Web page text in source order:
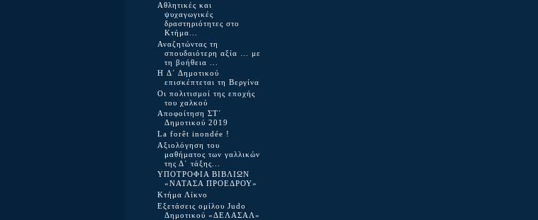
Αθλητικές και
ψυχαγωγικές
δραστηριότητες στο
Κτήμα...
Αναζητώντας τη
σπουδαιότερη αξία … με
τη βοήθεια ...
H Δ΄ Δημοτικού
επισκέπτεται τη Βεργίνα
Οι πολιτισμοί της εποχής
του χαλκού
Αποφοίτηση ΣΤ΄
Δημοτικού 2019
La forêt inondée !
Αξιολόγηση του
μαθήματος των γαλλικών
της Δ΄ τάξης...
ΥΠΟΤΡΟΦΙΑ ΒΙΒΛΙΩΝ
«ΝΑΤΑΣΑ ΠΡΟΕΔΡΟΥ»
Κτήμα Λίκνο
Εξετάσεις ομίλου Judo
Δημοτικού «ΔΕΛΑΣΑΛ»